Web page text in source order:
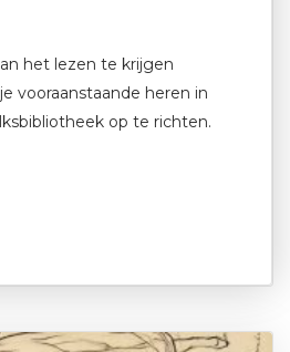
het lezen te krijgen
vooraanstaande heren in
op te richten.